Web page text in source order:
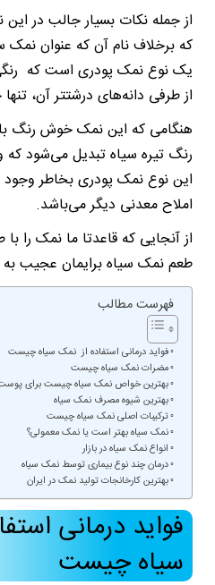
از جمله نکات بسیار جالب در
که برخلاف نام آن که عنوان نمک
یک نوع نمک پودری است که
از طرفی دانه‌های درشتتر آن،
هنگامی که این نمک خوش رنگ
رنگ تیره سیاه تبدیل می‌شود که
این نوع نمک پودری بخاطر
املاح معدنی دیگر می‌باشد.
از آنجایی که قاعدتا ما نمک را
طعم نمک سیاه برایمان عجیب به
فهرست مطالب
فواید درمانی استفاده از نمک سیاه چیست
مضرات نمک سیاه چیست
بهترین خواص نمک سیاه چیست برای
بهترین شیوه مصرف نمک سیاه
ترکیبات اصلی نمک سیاه چیست
نمک سیاه بهتر است یا نمک معمولی؟
انواع نمک سیاه در بازار
درمان چند نوع بیماری توسط نمک سیاه
بهترین کارخانجات تولید نمک در ایران
فواید درمانی
سیاه چیست